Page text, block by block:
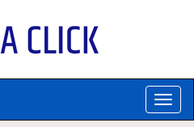
Toggle